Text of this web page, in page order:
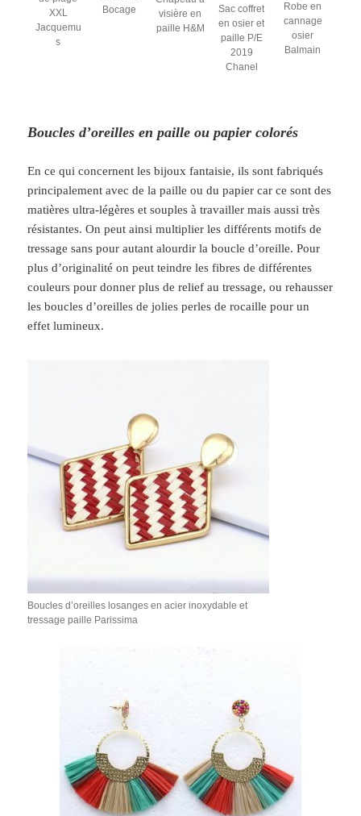
XXL
Jacquemu
s
Bocage
visière en
paille H&M
Sac coffret
en osier et
paille P/E
2019
Chanel
Robe en
cannage
osier
Balmain
Boucles d’oreilles en paille ou papier colorés
En ce qui concernent les bijoux fantaisie, ils sont fabriqués
principalement avec de la paille ou du papier car ce sont des
matières ultra-légères et souples à travailler mais aussi très
résistantes. On peut ainsi multiplier les différents motifs de
tressage sans pour autant alourdir la boucle d’oreille. Pour
plus d’originalité on peut teindre les fibres de différentes
couleurs pour donner plus de relief au tressage, ou rehausser
les boucles d’oreilles de jolies perles de rocaille pour un
effet lumineux.
Boucles d’oreilles losanges en acier inoxydable et
tressage paille Parissima